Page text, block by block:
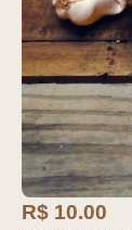
R$ 10.00